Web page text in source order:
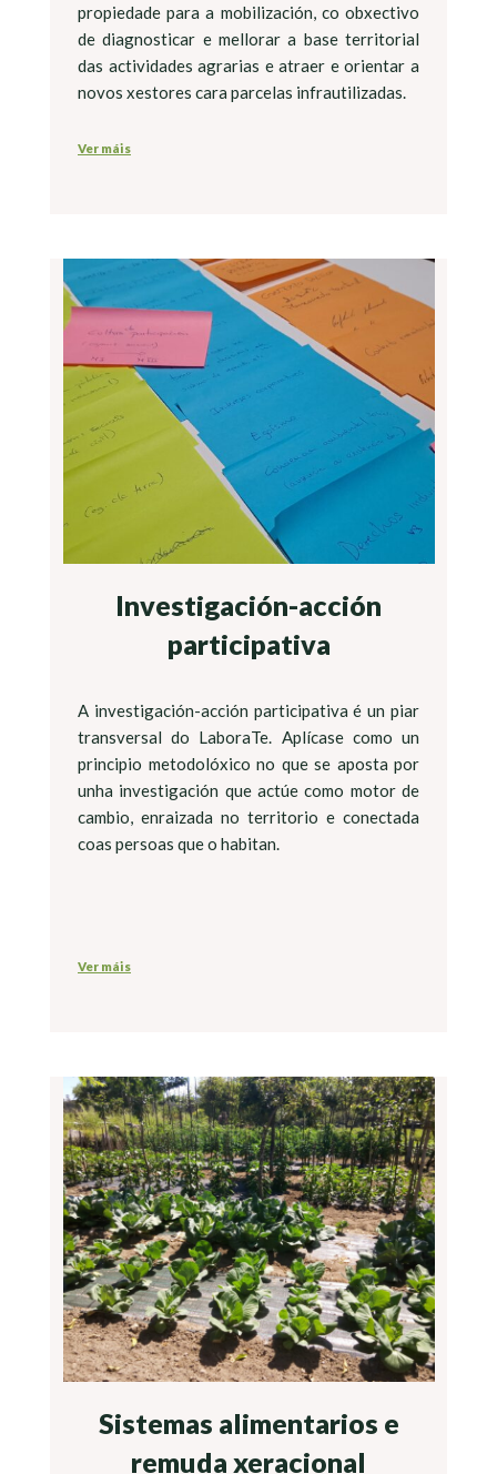
propiedade para a mobilización, co obxectivo
de diagnosticar e mellorar a base territorial
das actividades agrarias e atraer e orientar a
novos xestores cara parcelas infrautilizadas.
Ver máis
Investigación-acción
participativa
A investigación-acción participativa é un piar
transversal do LaboraTe. Aplícase como un
principio metodolóxico no que se aposta por
unha investigación que actúe como motor de
cambio, enraizada no territorio e conectada
coas persoas que o habitan.
Ver máis
Sistemas alimentarios e
remuda xeracional